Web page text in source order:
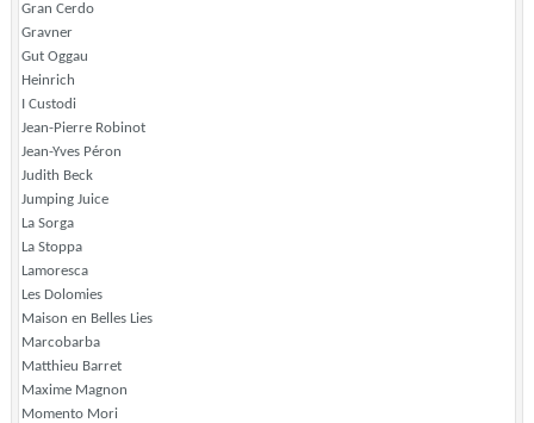
Gran Cerdo
Gravner
Gut Oggau
Heinrich
I Custodi
Jean-Pierre Robinot
Jean-Yves Péron
Judith Beck
Jumping Juice
La Sorga
La Stoppa
Lamoresca
Les Dolomies
Maison en Belles Lies
Marcobarba
Matthieu Barret
Maxime Magnon
Momento Mori